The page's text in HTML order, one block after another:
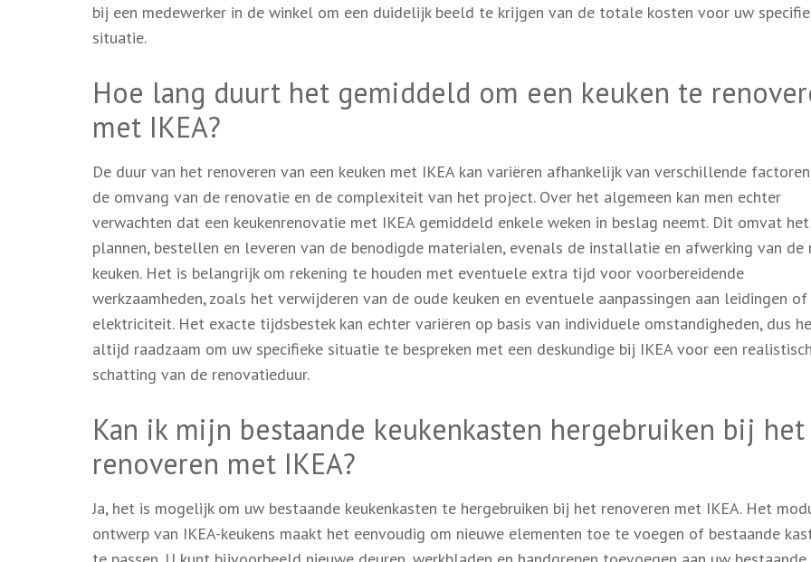
bij een medewerker in de winkel om een duidelijk beeld te krijgen van de totale kosten voor uw
situatie.
Hoe lang duurt het gemiddeld om een keuken te
met IKEA?
De duur van het renoveren van een keuken met IKEA kan variëren afhankelijk van verschillende
de omvang van de renovatie en de complexiteit van het project. Over het algemeen kan men echter
verwachten dat een keukenrenovatie met IKEA gemiddeld enkele weken in beslag neemt. Dit omvat het
plannen, bestellen en leveren van de benodigde materialen, evenals de installatie en afwerking van de
keuken. Het is belangrijk om rekening te houden met eventuele extra tijd voor voorbereidende
werkzaamheden, zoals het verwijderen van de oude keuken en eventuele aanpassingen aan leidingen of
elektriciteit. Het exacte tijdsbestek kan echter variëren op basis van individuele omstandigheden, dus
altijd raadzaam om uw specifieke situatie te bespreken met een deskundige bij IKEA voor een
schatting van de renovatieduur.
Kan ik mijn bestaande keukenkasten hergebruiken bij het
renoveren met IKEA?
Ja, het is mogelijk om uw bestaande keukenkasten te hergebruiken bij het renoveren met IKEA. Het
ontwerp van IKEA-keukens maakt het eenvoudig om nieuwe elementen toe te voegen of bestaande